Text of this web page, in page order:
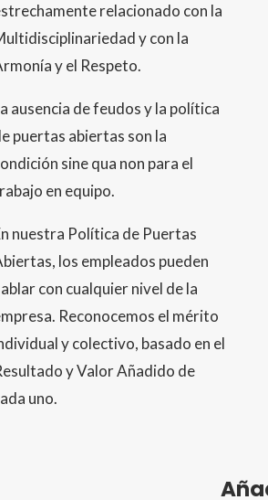
relacionado con la
y con la
y el Respeto.
ausencia de feudos y la política
puertas abiertas son la
sine qua non para el
en equipo.
nuestra Política de Puertas
los empleados pueden
con cualquier nivel de la
Reconocemos el mérito
y colectivo, basado en el
y Valor Añadido de
uno.